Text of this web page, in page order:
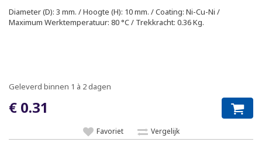
Diameter (D): 3 mm. / Hoogte (H): 10 mm. / Coating: Ni-Cu-Ni /
Maximum Werktemperatuur: 80 °C / Trekkracht: 0.36 Kg.
Geleverd binnen 1 à 2 dagen
€ 0.31
Favoriet Vergelijk